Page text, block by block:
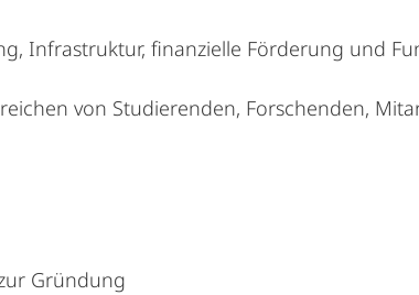
Infrastruktur, finanzielle Förderung und
von Studierenden, Forschenden,
Gründung